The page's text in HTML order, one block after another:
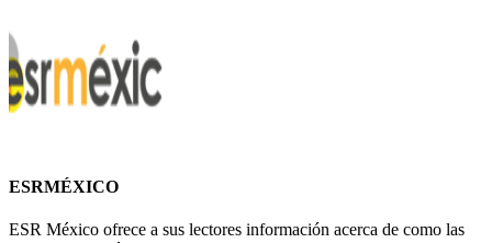
ESRMÉXICO
ESR México ofrece a sus lectores información acerca de como las